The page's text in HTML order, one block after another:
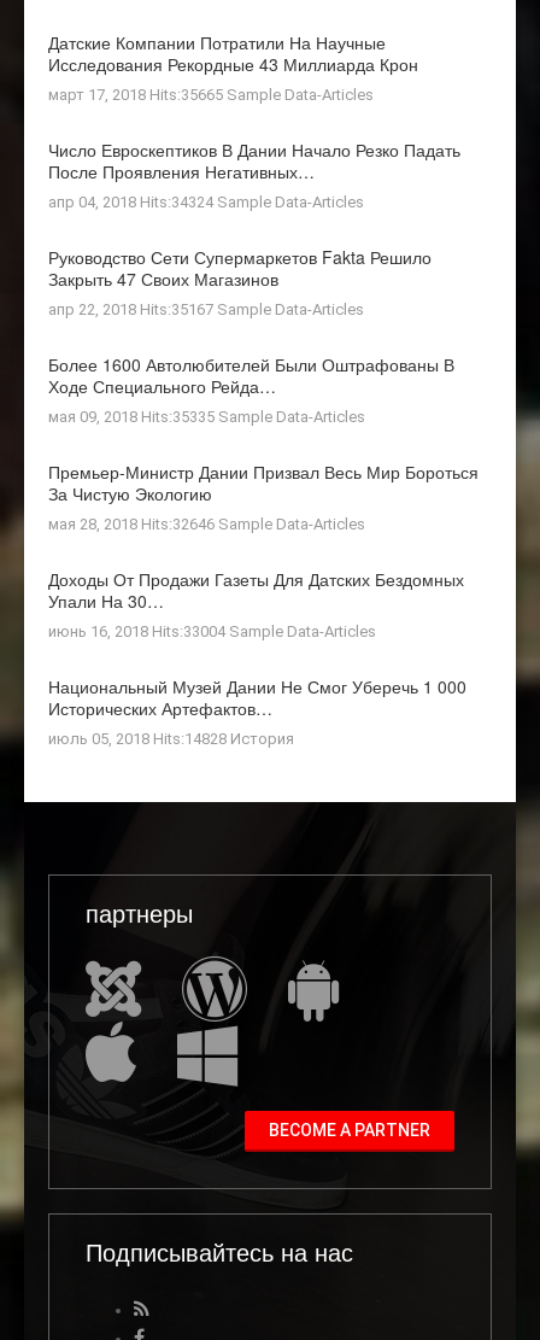
Датские Компании Потратили На Научные
Исследования Рекордные 43 Миллиарда Крон
март 17, 2018 Hits:35665 Sample Data-Articles
Число Евроскептиков В Дании Начало Резко Падать
После Проявления Негативных…
апр 04, 2018 Hits:34324 Sample Data-Articles
Руководство Сети Супермаркетов Fakta Решило
Закрыть 47 Своих Магазинов
апр 22, 2018 Hits:35167 Sample Data-Articles
Более 1600 Автолюбителей Были Оштрафованы В
Ходе Специального Рейда…
мая 09, 2018 Hits:35335 Sample Data-Articles
Премьер-Министр Дании Призвал Весь Мир Бороться
За Чистую Экологию
мая 28, 2018 Hits:32646 Sample Data-Articles
Доходы От Продажи Газеты Для Датских Бездомных
Упали На 30…
июнь 16, 2018 Hits:33004 Sample Data-Articles
Национальный Музей Дании Не Смог Уберечь 1 000
Исторических Артефактов…
июль 05, 2018 Hits:14828 История
партнеры
BECOME A PARTNER
Подписывайтесь на нас